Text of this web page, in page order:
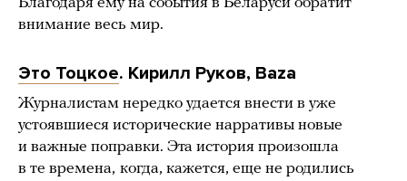
внимание весь мир.
Это Тоцкое. Кирилл Руков, Baza
Журналистам нередко удается внести в уже
устоявшиеся исторические нарративы новые
и важные поправки. Эта история произошла
в те времена, когда, кажется, еще не родились